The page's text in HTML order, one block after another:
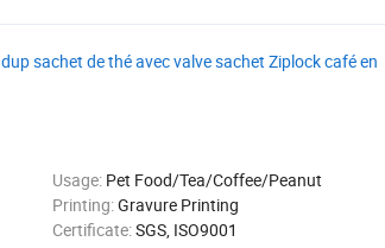
sachet de thé avec valve sachet Ziplock café en
Usage: Pet Food/Tea/Coffee/Peanut
Printing:Gravure Printing
Certificate:SGS, ISO9001